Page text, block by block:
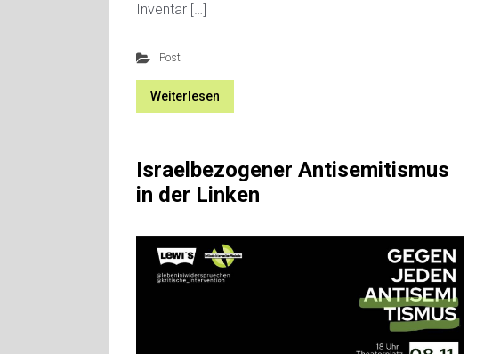
Inventar […]
Post
Weiterlesen
Israelbezogener Antisemitismus
in der Linken